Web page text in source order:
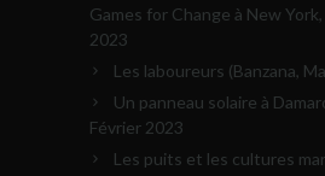
Games for Change à New
2023
Les laboureurs (Banzana,
Un panneau solaire à
Février 2023
Les puits et les cultures